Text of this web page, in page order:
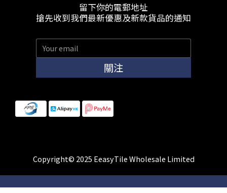
留下你的電郵地址
搶先收到我們最新優惠及新款貨品的通知
關注
Copyright© 2025 EeasyTile Wholesale Limited